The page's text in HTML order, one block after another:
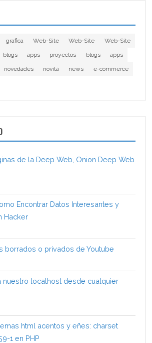
grafica Web-Site Web-Site
Web-Site
blogs apps proyectos blogs
apps
novedades novità news
e-commerce
de la Deep Web, Onion Deep Web
Encontrar Datos Interesantes y
Hacker
borrados o privados de Youtube
nuestro localhost desde cualquier
html acentos y eñes: charset
1 en PHP